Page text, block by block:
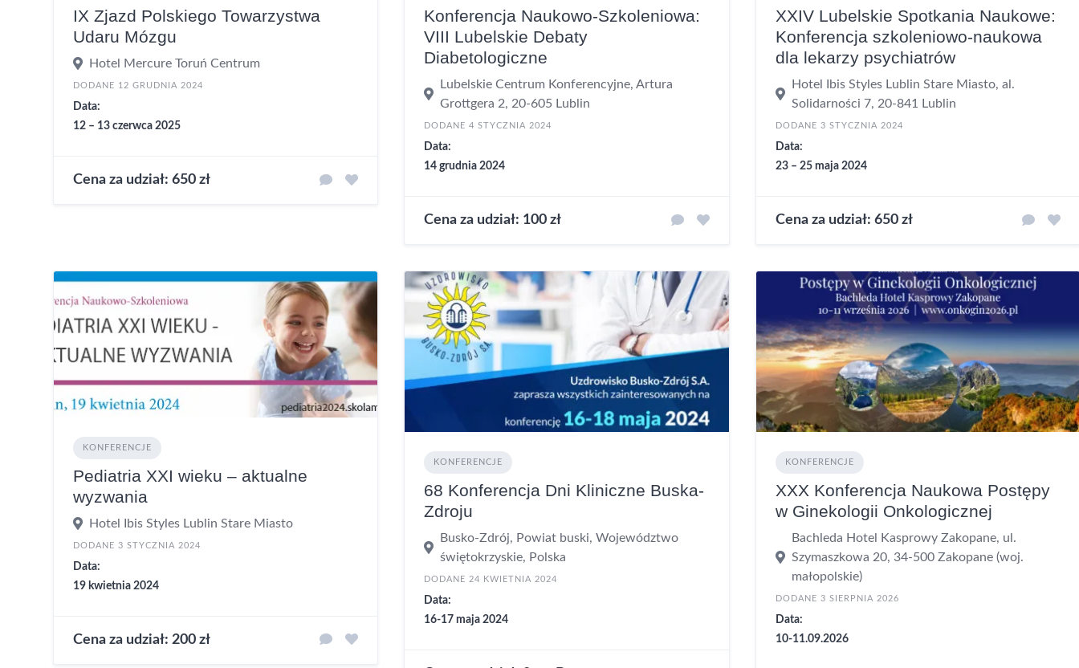
IX Zjazd Polskiego Towarzystwa
Udaru Mózgu
Hotel Mercure Toruń Centrum
DODANE 12 GRUDNIA 2024
Data:
12 – 13 czerwca 2025
Cena za udział: 650 zł
Konferencja Naukowo-Szkoleniowa:
VIII Lubelskie Debaty
Diabetologiczne
Lubelskie Centrum Konferencyjne, Artura
Grottgera 2, 20-605 Lublin
DODANE 4 STYCZNIA 2024
Data:
14 grudnia 2024
Cena za udział: 100 zł
XXIV Lubelskie Spotkania Naukowe:
Konferencja szkoleniowo-naukowa
dla lekarzy psychiatrów
Hotel Ibis Styles Lublin Stare Miasto, al.
Solidarności 7, 20-841 Lublin
DODANE 3 STYCZNIA 2024
Data:
23 – 25 maja 2024
Cena za udział: 650 zł
KONFERENCJE
Pediatria XXI wieku – aktualne
wyzwania
Hotel Ibis Styles Lublin Stare Miasto
DODANE 3 STYCZNIA 2024
Data:
19 kwietnia 2024
Cena za udział: 200 zł
KONFERENCJE
68 Konferencja Dni Kliniczne Buska-
Zdroju
Busko-Zdrój, Powiat buski, Województwo
świętokrzyskie, Polska
DODANE 24 KWIETNIA 2024
Data:
16-17 maja 2024
KONFERENCJE
XXX Konferencja Naukowa Postępy
w Ginekologii Onkologicznej
Bachleda Hotel Kasprowy Zakopane, ul.
Szymaszkowa 20, 34-500 Zakopane (woj.
małopolskie)
DODANE 3 SIERPNIA 2026
Data:
10-11.09.2026